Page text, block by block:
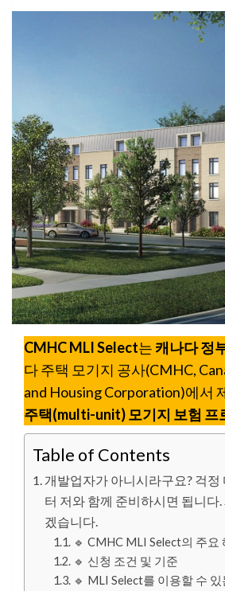
CMHC MLI Select는캐나다 정
다 주택 모기지 공사(CMHC,
and Housing Corporation)에서
주택(multi-unit) 모기지 보험 프
Table of Contents
개발업자가 아니시라구요? 걱정
터 저와 함께 준비하시면 됩니다
겠습니다.
🔹 CMHC MLI Select의 주요
🔹 신청 조건 및 기준
🔹 MLI Select를 이용할 수 있